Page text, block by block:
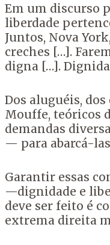
Em um discurso
liberdade
Juntos, Nova
creches […].
digna […].
Dos aluguéis,
Mouffe, teóricos
demandas
— para abarcá-
Garantir essas
—dignidade e
deve ser feito é
extrema direita